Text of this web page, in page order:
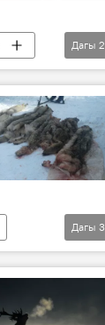
Дагы 2
Дагы 3